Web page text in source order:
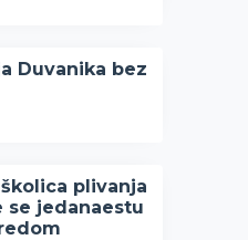
Duvanika bez
plivanja
se jedanaestu